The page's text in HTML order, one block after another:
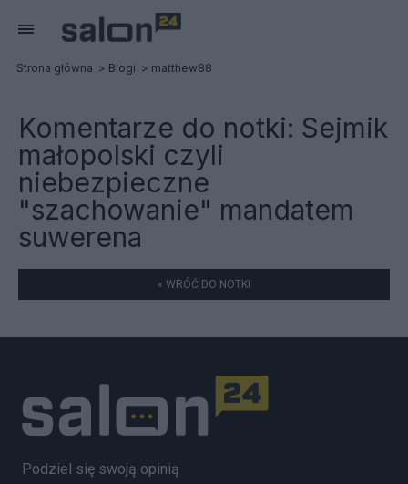
Strona główna Blogi matthew88
Komentarze do notki: Sejmik
małopolski czyli
niebezpieczne
"szachowanie" mandatem
suwerena
« WRÓĆ DO NOTKI
Podziel się swoją opinią